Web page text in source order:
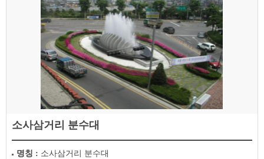
소사삼거리 분수대
명칭 : 소사삼거리 분수대